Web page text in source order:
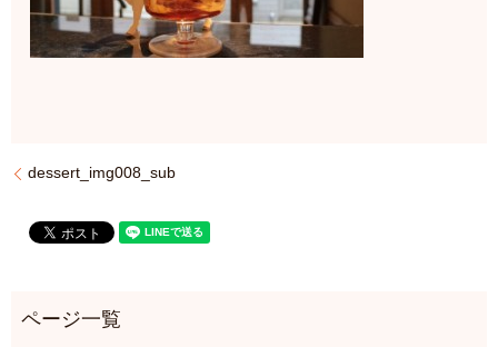
dessert_img008_sub